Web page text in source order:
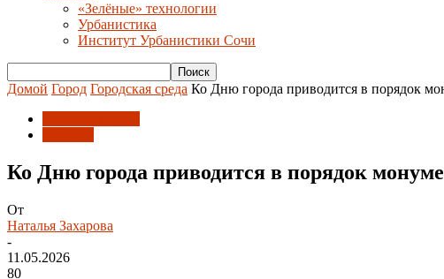
«Зелёные» технологии
Урбанистика
Институт Урбанистики Сочи
Домой Город Городская среда Ко Дню города приводится в порядок
Ко Дню города приводится в порядок
От
Наталья Захарова
-
11.05.2026
80